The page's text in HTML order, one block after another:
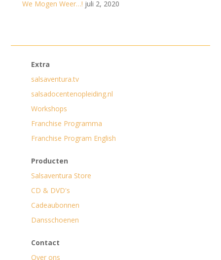
We Mogen Weer…! juli 2, 2020
Extra
salsaventura.tv
salsadocentenopleiding.nl
Workshops
Franchise Programma
Franchise Program English
Producten
Salsaventura Store
CD & DVD's
Cadeaubonnen
Dansschoenen
Contact
Over ons